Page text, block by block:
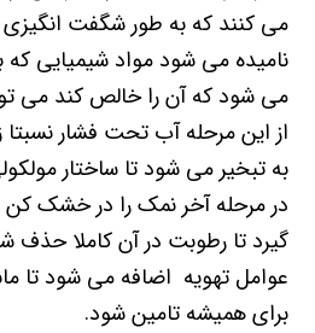
می کنند که به طور شگفت
نامیده می شود مواد شیمیایی
می شود که آن را خالص کند می
از این مرحله آب تحت فشار نسبتا
به تبخیر می شود تا ساختار
در مرحله آخر نمک را در خشک کن
گیرد تا رطوبت در آن کاملا حذف
عوامل تهویه اضافه می شود تا
برای همیشه تامین شود.